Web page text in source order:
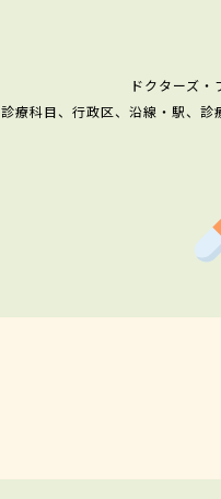
ドクターズ
診療科目、行政区、沿線・駅、